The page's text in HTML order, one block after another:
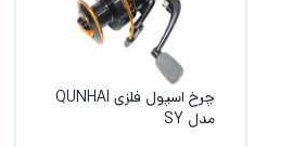
چرخ اسپول فلزی QUNHAI
مدل SY